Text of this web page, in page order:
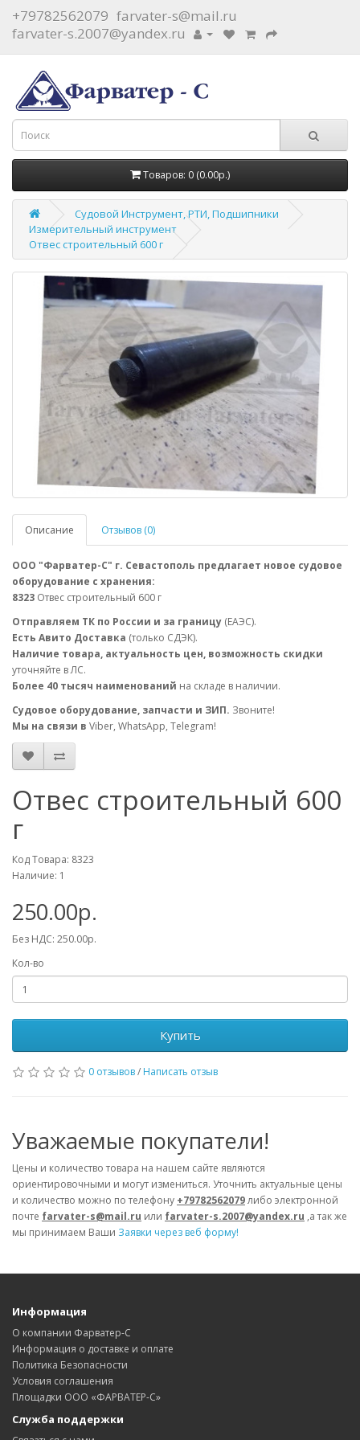
+79782562079 farvater-s@mail.ru
farvater-s.2007@yandex.ru
Товаров: 0 (0.00р.)
Судовой Инструмент, РТИ, Подшипники
Измерительный инструмент
Отвес строительный 600 г
Описание Отзывов (0)
ООО "Фарватер-С" г. Севастополь предлагает новое судовое
оборудование с хранения:
8323 Отвес строительный 600 г
Отправляем ТК по России и за границу (ЕАЭС).
Есть Авито Доставка (только СДЭК).
Наличие товара, актуальность цен, возможность скидки
уточняйте в ЛС.
Более 40 тысяч наименований на складе в наличии.
Судовое оборудование, запчасти и ЗИП. Звоните!
Мы на связи в Viber, WhatsApp, Telegram!
Отвес строительный 600
г
Код Товара: 8323
Наличие: 1
250.00р.
Без НДС: 250.00р.
Кол-во
Купить
0 отзывов/ Написать отзыв
Уважаемые покупатели!
Цены и количество товара на нашем сайте являются
ориентировочными и могут измениться. Уточнить актуальные цены
и количество можно по телефону +79782562079либо электронной
почте farvater-s@mail.ru или farvater-s.2007@yandex.ru ,а так же
мы принимаем Ваши Заявки через веб форму!
Информация
О компании Фарватер-С
Информация о доставке и оплате
Политика Безопасности
Условия соглашения
Площадки ООО «ФАРВАТЕР-С»
Служба поддержки